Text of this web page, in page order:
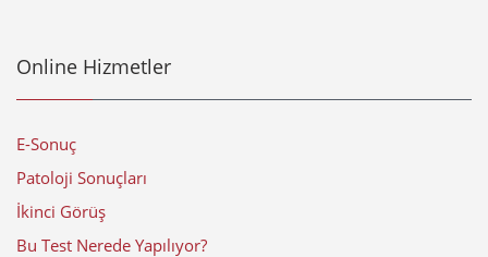
Online Hizmetler
E-Sonuç
Patoloji Sonuçları
İkinci Görüş
Bu Test Nerede Yapılıyor?